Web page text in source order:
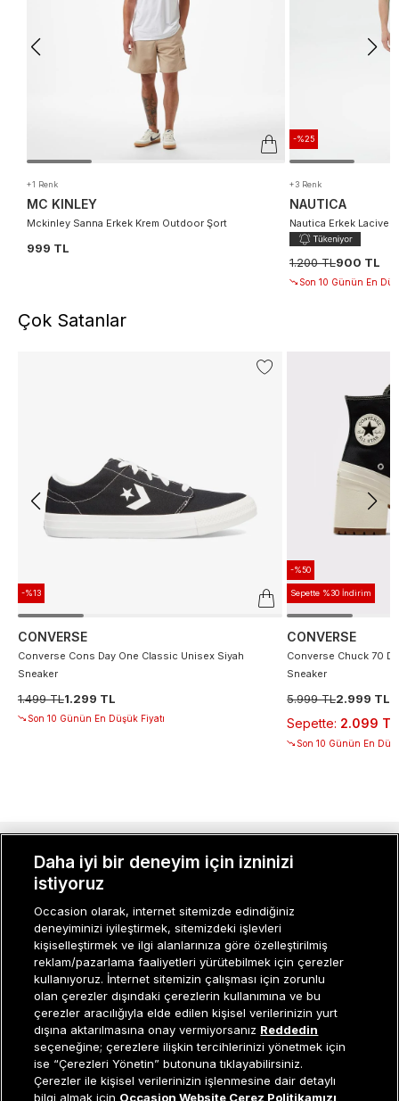
Sepete Ekle
+1 Renk
MC KINLEY
Mckinley Sanna Erkek Krem Outdoor Şort
999 TL
-%25
+3 Renk
NAUTICA
Nautica Erkek
1.200 TL900 TL
Son 10 Günün En
Çok Satanlar
-%13
CONVERSE
Converse Cons Day One Classic Unisex Siyah
Sneaker
1.499 TL1.299 TL
Son 10 Günün En Düşük Fiyatı
-%50
Sepette %30 İndirim
CONVERSE
Converse Chuck 70
Sneaker
5.999 TL2.999 TL
Sepette: 2.099 TL
Son 10 Günün En
Müşteri İlişkileri 0 850 800 01 20
MÜŞTERI İLIŞKILERI
KURUMSAL
KADIN KATEGORILER
GRUP MARKALAR
ERKEK KATEGORILER
Daha iyi bir deneyim için izninizi
istiyoruz
Occasion olarak, internet sitemizde edindiğiniz
deneyiminizi iyileştirmek, sitemizdeki işlevleri
kişiselleştirmek ve ilgi alanlarınıza göre özelleştirilmiş
reklam/pazarlama faaliyetleri yürütebilmek için çerezler
kullanıyoruz. İnternet sitemizin çalışması için zorunlu
olan çerezler dışındaki çerezlerin kullanımına ve bu
çerezler aracılığıyla elde edilen kişisel verilerinizin yurt
dışına aktarılmasına onay vermiyorsanız Reddedin
seçeneğine; çerezlere ilişkin tercihlerinizi yönetmek için
ise “Çerezleri Yönetin” butonuna tıklayabilirsiniz.
Çerezler ile kişisel verilerinizin işlenmesine dair detaylı
bilgi almak için Occasion Website Çerez Politikamızı